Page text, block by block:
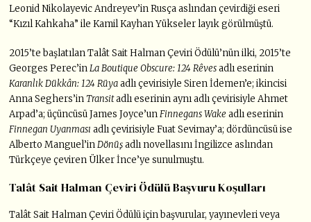
Leonid Nikolayevic Andreyev’in Rusça aslından çevirdiği eseri
“Kızıl Kahkaha” ile Kamil Kayhan Yükseler layık görülmüştü.
2015’te başlatılan Talât Sait Halman Çeviri Ödülü’nün ilki, 2015’te
Georges Perec’inLa Boutique Obscure: 124 Rêvesadlı eserinin
Karanlık Dükkân: 124 Rüyaadlı çevirisiyle Siren İdemen’e; ikincisi
Anna Seghers’inTransitadlı eserinin aynı adlı çevirisiyle Ahmet
Arpad’a; üçüncüsü James Joyce’unFinnegans Wake adlı eserinin
Finnegan Uyanması adlı çevirisiyle Fuat Sevimay’a; dördüncüsü ise
Alberto Manguel’inDönüşadlı novellasını İngilizce aslından
Türkçeye çeviren Ülker İnce’ye sunulmuştu.
Talât Sait Halman Çeviri Ödülü Başvuru Koşulları
Talât Sait Halman Çeviri Ödülü için başvurular, yayınevleri veya